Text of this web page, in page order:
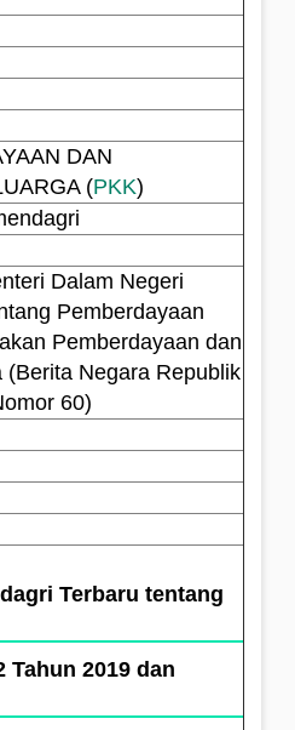
DAN
(PKK)
Dalam Negeri
Pemberdayaan
Pemberdayaan dan
Negara Republik
60)
Terbaru tentang
Tahun 2019 dan